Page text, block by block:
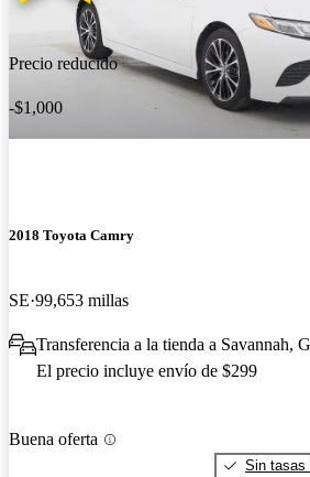
Precio reducido
-$1,000
2018 Toyota Camry
SE 99,653 millas
Transferencia a la tienda a Savannah,
El precio incluye envío de $299
Buena oferta
Sin tasas